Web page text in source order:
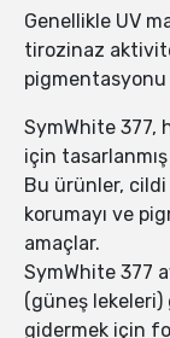
Genellikle UV
tirozinaz
pigmentasyonu
SymWhite 377,
için
Bu ürünler,
korumayı ve
amaçlar.
SymWhite 377
(güneş lekeleri)
gidermek için